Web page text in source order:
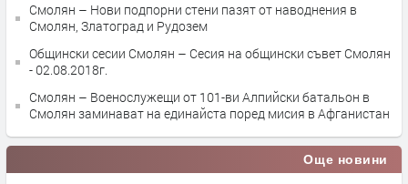
Смолян – Нови подпорни стени пазят от наводнения в
Смолян, Златоград и Рудозем
Общински сесии Смолян – Сесия на общински съвет Смолян
- 02.08.2018г.
Смолян – Военослужещи от 101-ви Алпийски батальон в
Смолян заминават на единайста поред мисия в Афганистан
Още новини